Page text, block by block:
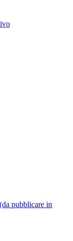
pubblicare in